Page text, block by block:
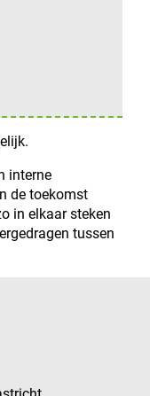
interne
de toekomst
in elkaar steken
tussen